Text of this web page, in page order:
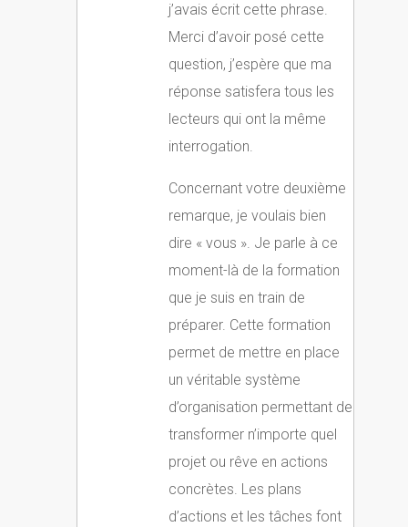
j’avais écrit cette phrase.
Merci d’avoir posé cette
question, j’espère que ma
réponse satisfera tous les
lecteurs qui ont la même
interrogation.
Concernant votre deuxième
remarque, je voulais bien
dire « vous ». Je parle à ce
moment-là de la formation
que je suis en train de
préparer. Cette formation
permet de mettre en place
un véritable système
d’organisation permettant de
transformer n’importe quel
projet ou rêve en actions
concrètes. Les plans
d’actions et les tâches font